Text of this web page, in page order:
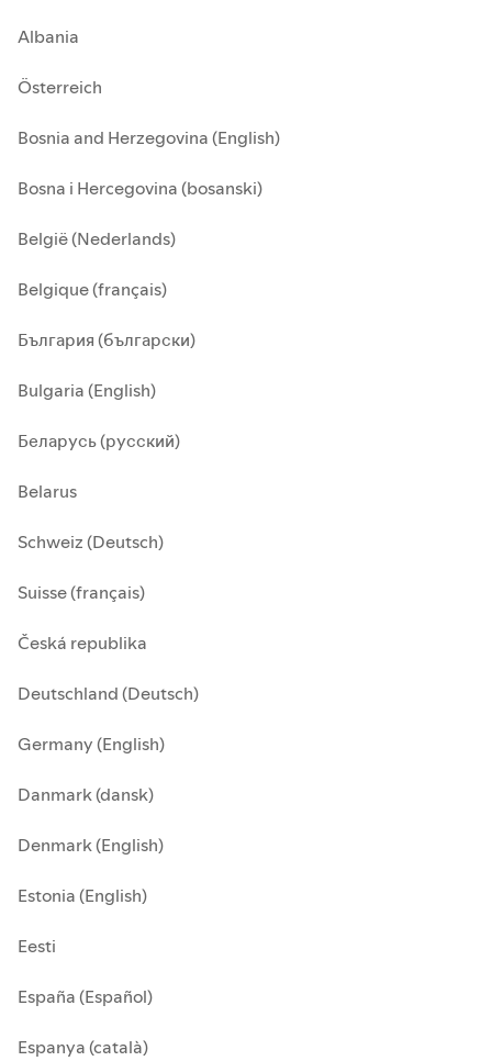
Albania
Österreich
Bosnia and Herzegovina (English)
Bosna i Hercegovina (bosanski)
België (Nederlands)
Belgique (français)
България (български)
Bulgaria (English)
Беларусь (русский)
Belarus
Schweiz (Deutsch)
Suisse (français)
Česká republika
Deutschland (Deutsch)
Germany (English)
Danmark (dansk)
Denmark (English)
Estonia (English)
Eesti
España (Español)
Espanya (català)